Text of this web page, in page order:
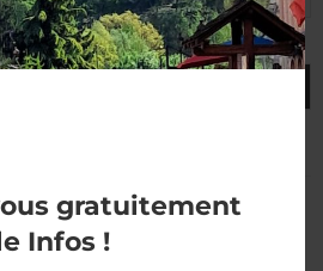
confidentialité
gratuitement
Infos !